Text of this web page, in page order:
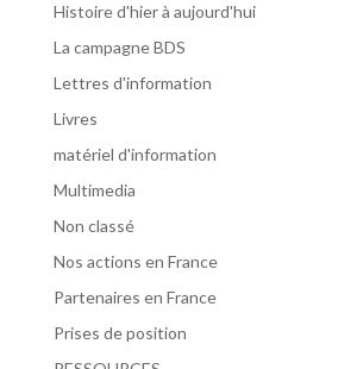
Histoire d'hier à aujourd'hui
La campagne BDS
Lettres d'information
Livres
matériel d'information
Multimedia
Non classé
Nos actions en France
Partenaires en France
Prises de position